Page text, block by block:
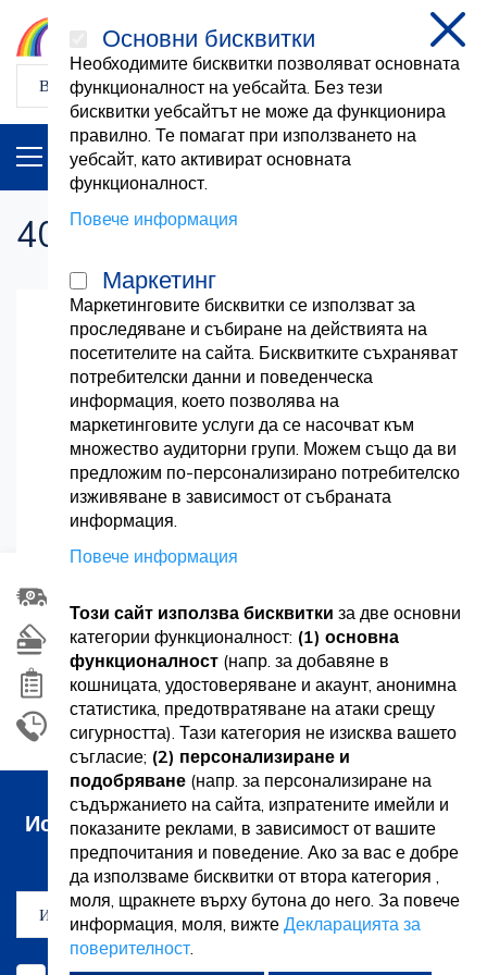
ПРОДУКТИ
404 Не е намерено
Страницата, която търсите, не
съществува
Можете да се върнете къмначалната страница
Удължаване на гаранцията
Ликвидации
Изберете безплатно!
Искам да получавам новини и промоции
по имейл
АБОНИРАМ СЕ
Основни бисквитки
Необходимите бисквитки позволяват основната
функционалност на уебсайта. Без тези
бисквитки уебсайтът не може да функционира
правилно. Те помагат при използването на
уебсайт, като активират основната
функционалност.
Повече информация
Маркетинг
Маркетинговите бисквитки се използват за
проследяване и събиране на действията на
посетителите на сайта. Бисквитките съхраняват
потребителски данни и поведенческа
информация, което позволява на
маркетинговите услуги да се насочват към
множество аудиторни групи. Можем също да ви
предложим по-персонализирано потребителско
изживяване в зависимост от събраната
информация.
Повече информация
Този сайт използва бисквитки за две основни
категории функционалност: (1) основна
функционалност (напр. за добавяне в
кошницата, удостоверяване и акаунт, анонимна
статистика, предотвратяване на атаки срещу
сигурността). Тази категория не изисква вашето
съгласие; (2) персонализиране и
подобряване (напр. за персонализиране на
съдържанието на сайта, изпратените имейли и
показаните реклами, в зависимост от вашите
предпочитания и поведение. Ако за вас е добре
да използваме бисквитки от втора категория ,
моля, щракнете върху бутона до него. За повече
информация, моля, вижте Декларацията за
поверителност.